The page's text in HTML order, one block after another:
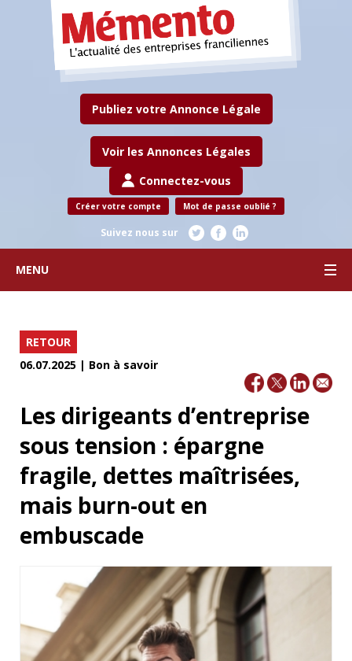
Publiez votre Annonce Légale
Voir les Annonces Légales
Connectez-vous
Créer votre compte Mot de passe oublié ?
Suivez nous sur
MENU
RETOUR
06.07.2025 | Bon à savoir
Les dirigeants d’entreprise
sous tension : épargne
fragile, dettes maîtrisées,
mais burn-out en
embuscade